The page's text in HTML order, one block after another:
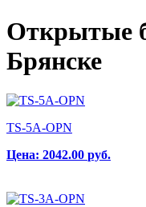
Открытые
Брянске
TS-5A-OPN
Цена: 2042.00 руб.